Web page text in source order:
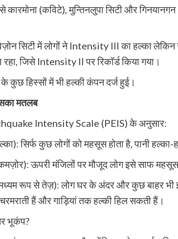
कारमोना (कविटे), मुन्तिनलुपा सिटी और
सिटी में लोगों ने Intensity III का हल्का
जिसे Intensity II पर रिकॉर्ड किया गया।
कुछ हिस्सों में भी हल्की कंपन दर्ज हुई।
मतलब
Intensity Scale (PEIS) के अनुसार:
सिर्फ कुछ लोगों को महसूस होता है, पानी हल्का-
ऊपरी मंजिलों पर मौजूद लोग इसे साफ
रूप से तेज़): लोग घर के अंदर और कुछ बाहर भी
हैं और गाड़ियां तक हल्की हिल सकती हैं।
भूकंप?